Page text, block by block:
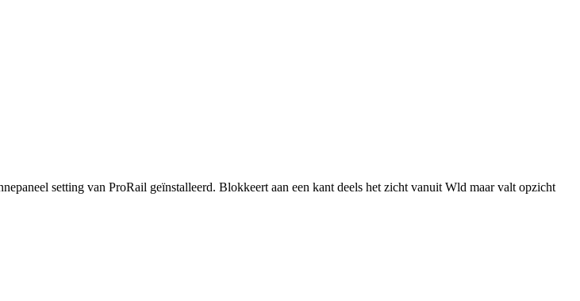
setting van ProRail geïnstalleerd. Blokkeert aan een kant deels het zicht vanuit Wld maar valt opzicht